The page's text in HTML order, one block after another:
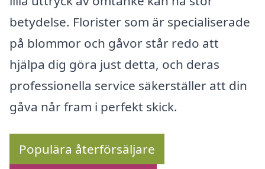
betydelse. Florister som är specialiserade
på blommor och gåvor står redo att
hjälpa dig göra just detta, och deras
professionella service säkerställer att din
gåva når fram i perfekt skick.
Populära återförsäljare